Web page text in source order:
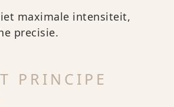
maximale intensiteit,
precisie.
PRINCIPE